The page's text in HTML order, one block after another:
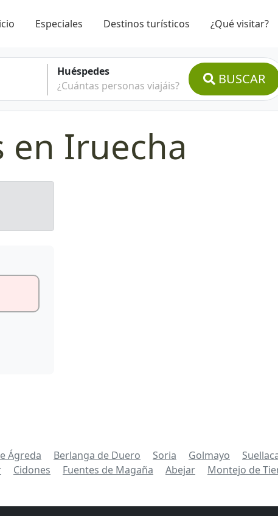
Especiales Destinos turísticos ¿Qué visitar?
Huéspedes
¿Cuántas personas viajáis?
BUSCAR
en Iruecha
Ágreda Berlanga de Duero Soria Golmayo
Cidones Fuentes de Magaña Abejar Montejo de